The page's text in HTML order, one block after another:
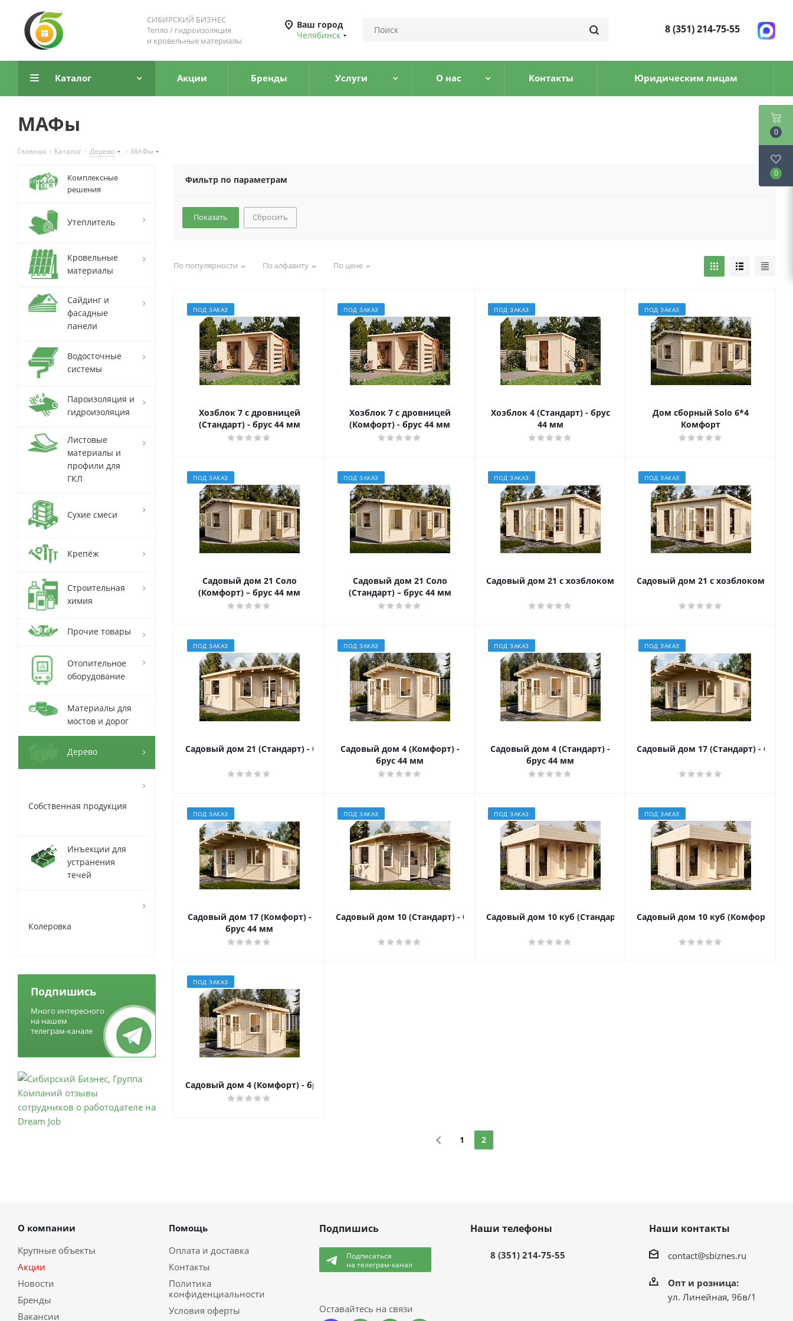
СИБИРСКИЙ БИЗНЕС
Тепло / гидроизоляция
и кровельные материалы
Ваш город
Челябинск
8 (351) 214-75-55
Каталог Акции Бренды Услуги О нас Контакты Юридическим лицам
МАФы
Главная - Каталог - Дерево - МАФы
Фильтр по параметрам
Сбросить
По популярности По алфавиту По цене
ПОД ЗАКАЗ
Хозблок 7 с дровницей
(Стандарт) - брус 44 мм
ПОД ЗАКАЗ
Хозблок 7 с дровницей
(Комфорт) - брус 44 мм
ПОД ЗАКАЗ
Хозблок 4 (Стандарт) - брус
44 мм
ПОД ЗАКАЗ
Дом сборный Solo 6*4
Комфорт
ПОД ЗАКАЗ
Садовый дом 21 Соло
(Комфорт) – брус 44 мм
ПОД ЗАКАЗ
Садовый дом 21 Соло
(Стандарт) – брус 44 мм
ПОД ЗАКАЗ
Садовый дом 21 с хозблоком (Стандарт) - брус 44 мм
ПОД ЗАКАЗ
Садовый дом 21 с хозблоком
ПОД ЗАКАЗ
Садовый дом 21 (Стандарт) - брус 44 мм
ПОД ЗАКАЗ
Садовый дом 4 (Комфорт) -
брус 44 мм
ПОД ЗАКАЗ
Садовый дом 4 (Стандарт) -
брус 44 мм
ПОД ЗАКАЗ
Садовый дом 17 (Стандарт) - брус
ПОД ЗАКАЗ
Садовый дом 17 (Комфорт) -
брус 44 мм
ПОД ЗАКАЗ
Садовый дом 10 (Стандарт) - брус 44 мм
ПОД ЗАКАЗ
Садовый дом 10 куб (Стандарт) - брус 44 мм
ПОД ЗАКАЗ
Садовый дом 10 куб (Комфорт) -
ПОД ЗАКАЗ
Садовый дом 4 (Комфорт) - брус 28 мм
1 2
Комплексные
решения
Утеплитель
Кровельные
материалы
Сайдинг и
фасадные
панели
Водосточные
системы
Пароизоляция и
гидроизоляция
Листовые
материалы и
профили для
ГКЛ
Сухие смеси
Крепёж
Строительная
химия
Прочие товары
Отопительное
оборудование
Материалы для
мостов и дорог
Дерево
Собственная продукция
Инъекции для
устранения
течей
Колеровка
Подпишись
Много интересного
на нашем
телеграм-канале
О компании
Крупные объекты
Акции
Новости
Бренды
Вакансии
Помощь
Оплата и доставка
Контакты
Политика
конфиденциальности
Условия оферты
Подпишись
Подписаться
на телеграм-канал
Оставайтесь на связи
Наши телефоны
8 (351) 214-75-55
Наши контакты
contact@sbiznes.ru
Опт и розница:
ул. Линейная, 96в/1
0
0